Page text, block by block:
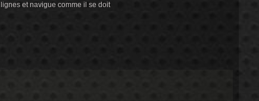
et navigue comme il se doit